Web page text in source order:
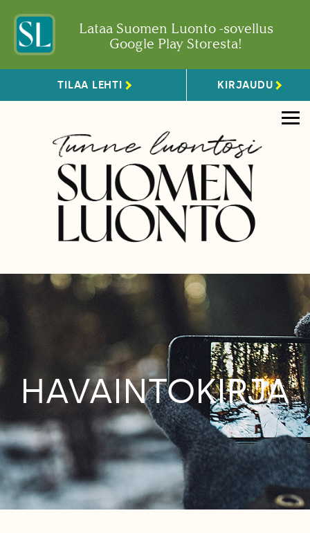
Lataa Suomen Luonto -sovellus
Google Play Storesta!
TILAA LEHTI KIRJAUDU
HAVAINTOKIRJA